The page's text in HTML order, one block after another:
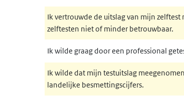
Ik vertrouwde de uitslag van mijn zelftest
zelftesten niet of minder betrouwbaar.
Ik wilde graag door een professional
Ik wilde dat mijn testuitslag
landelijke besmettingscijfers.